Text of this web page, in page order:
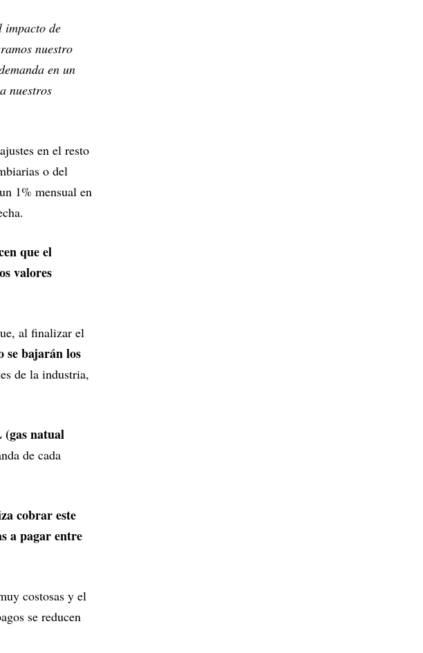
impacto de
nuestro
en un
nuestros
en el resto
o del
1% mensual en
que el
valores
al finalizar el
se bajarán los
de la industria,
natual
de cada
cobrar este
a pagar entre
costosas y el
se reducen